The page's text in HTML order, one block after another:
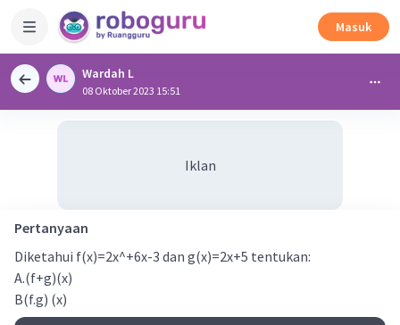
Masuk
Wardah L
08 Oktober 2023 15:51
Iklan
Pertanyaan
Diketahui f(x)=2x^+6x-3 dan g(x)=2x+5 tentukan:
A.(f+g)(x)
B(f.g) (x)